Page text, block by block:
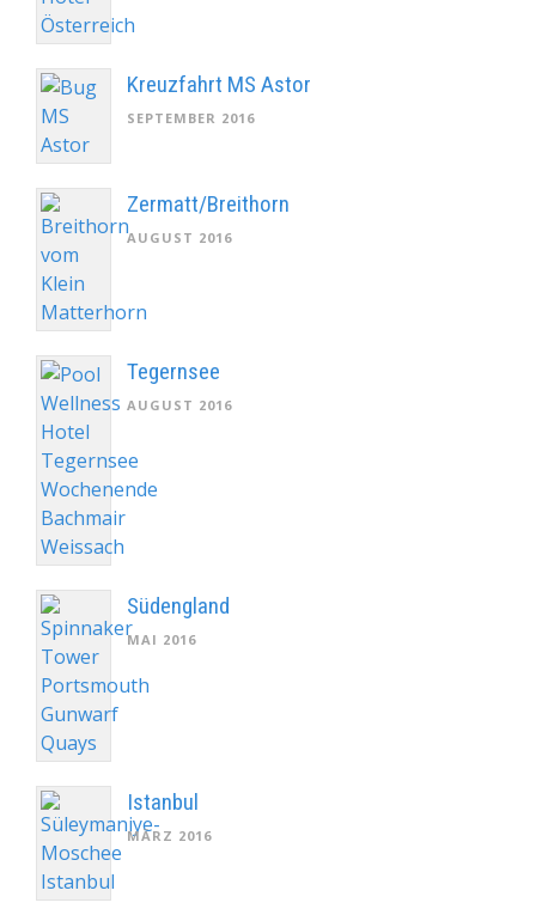
Kreuzfahrt MS Astor
SEPTEMBER 2016
Zermatt/Breithorn
AUGUST 2016
Tegernsee
AUGUST 2016
Südengland
MAI 2016
Istanbul
MÄRZ 2016